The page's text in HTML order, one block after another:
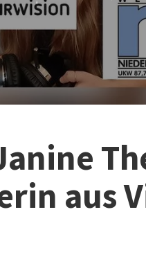
aus